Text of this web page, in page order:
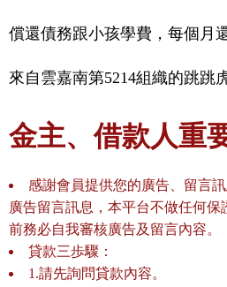
償還債務跟小孩學費，每個月
來自雲嘉南第5214組織的跳跳
金主、借款人重
感謝會員提供您的廣告、留言
廣告留言訊息，本平台不做任何保
前務必自我審核廣告及留言內容。
貸款三歩驟：
1.請先詢問貸款內容。